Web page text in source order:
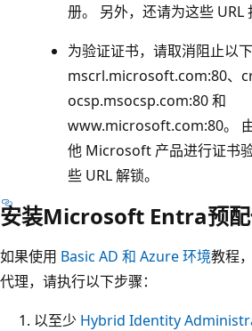
册。 另外，还请为这些 URL
为验证证书，请取消阻止以下
mscrl.microsoft.com:80、
ocsp.msocsp.com:80和
www.microsoft.com:80。
他 Microsoft 产品进行证书
些 URL 解锁。
安装Microsoft Entra预
如果使用 Basic AD 和 Azure 环境教程
代理，请执行以下步骤：
以至少 Hybrid Identity